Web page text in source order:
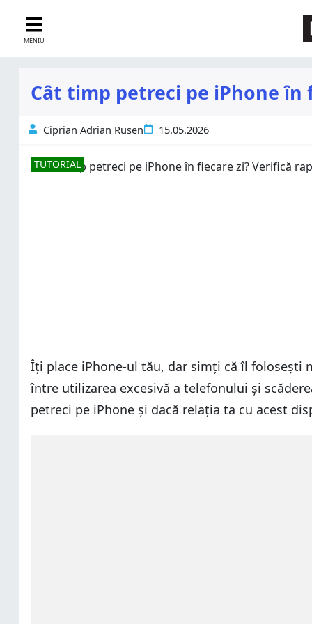
MENIU
Cât timp petreci pe iPhone
Ciprian Adrian Rusen 15.05.2026
TUTORIAL
Îți place iPhone-ul tău, dar simți că îl folosești
între utilizarea excesivă a telefonului și
petreci pe iPhone și dacă relația ta cu acest